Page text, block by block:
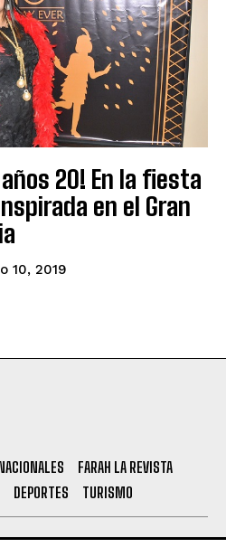
20! En la fiesta
en el Gran
10, 2019
FARAH LA REVISTA
DEPORTES TURISMO